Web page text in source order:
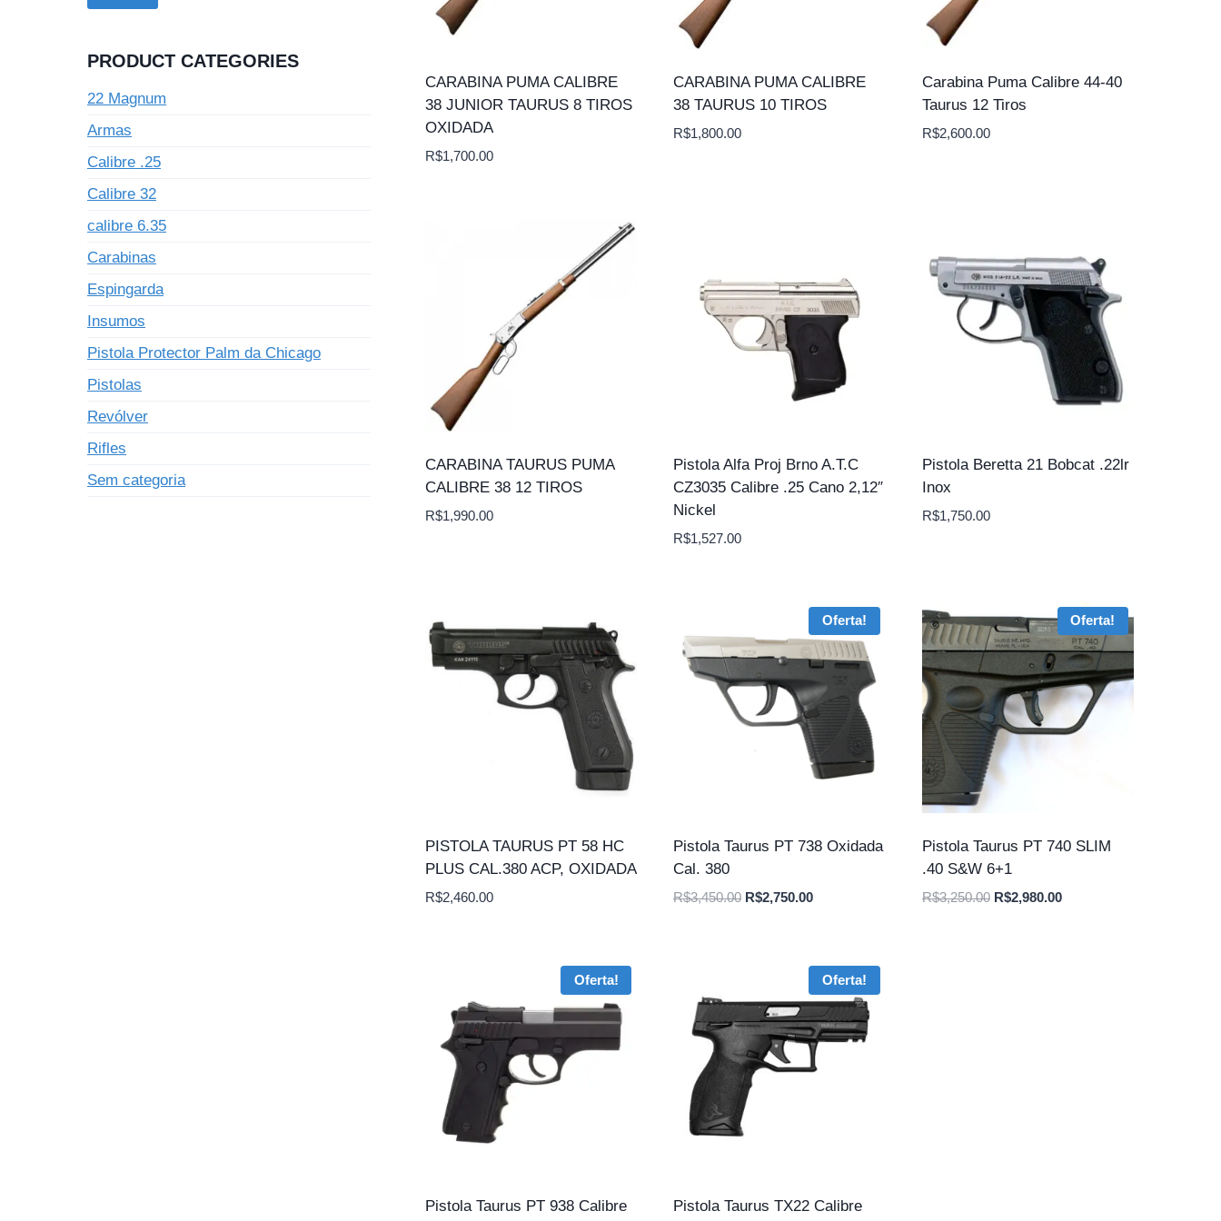
CARABINA PUMA CALIBRE
38 JUNIOR TAURUS 8 TIROS
OXIDADA
R$1,700.00
CARABINA PUMA CALIBRE
38 TAURUS 10 TIROS
R$1,800.00
Carabina Puma Calibre 44-40
Taurus 12 Tiros
R$2,600.00
CARABINA TAURUS PUMA
CALIBRE 38 12 TIROS
R$1,990.00
Pistola Alfa Proj Brno A.T.C
CZ3035 Calibre .25 Cano 2,12″
Nickel
R$1,527.00
Pistola Beretta 21 Bobcat .22lr
Inox
R$1,750.00
PISTOLA TAURUS PT 58 HC
PLUS CAL.380 ACP, OXIDADA
R$2,460.00
Oferta!
Pistola Taurus PT 738 Oxidada
Cal. 380
R$3,450.00 O
R$2,750.00O
R$2,750.00.
Oferta!
Pistola Taurus PT 740 SLIM
.40 S&W 6+1
R$3,250.00 O
R$2,980.00O
Oferta!
Pistola Taurus PT 938 Calibre
Oferta!
Pistola Taurus TX22 Calibre
PRODUCT CATEGORIES
22 Magnum
Armas
Calibre .25
Calibre 32
calibre 6.35
Carabinas
Espingarda
Insumos
Pistola Protector Palm da Chicago
Pistolas
Revólver
Rifles
Sem categoria